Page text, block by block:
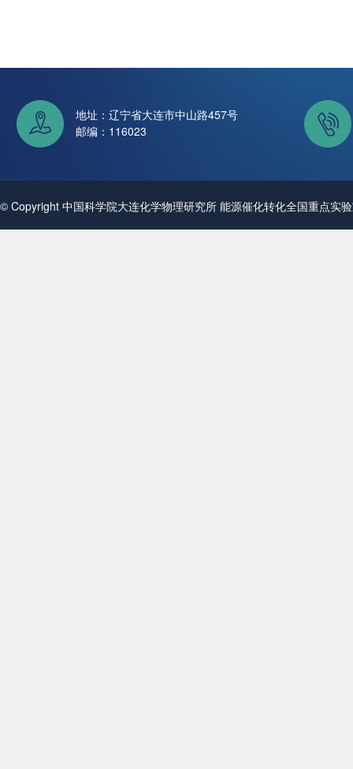
地址：辽宁省大连市中山路457号
邮编：116023
© Copyright 中国科学院大连化学物理研究所 能源催化转化全国重点实